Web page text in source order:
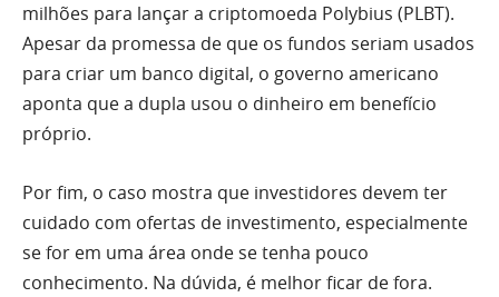
milhões para lançar a criptomoeda Polybius (PLBT).
Apesar da promessa de que os fundos seriam usados
para criar um banco digital, o governo americano
aponta que a dupla usou o dinheiro em benefício
próprio.
Por fim, o caso mostra que investidores devem ter
cuidado com ofertas de investimento, especialmente
se for em uma área onde se tenha pouco
conhecimento. Na dúvida, é melhor ficar de fora.